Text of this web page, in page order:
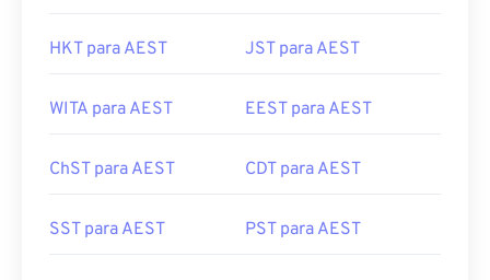
HKT para AEST JST para AEST
WITA para AEST EEST para AEST
ChST para AEST CDT para AEST
SST para AEST PST para AEST